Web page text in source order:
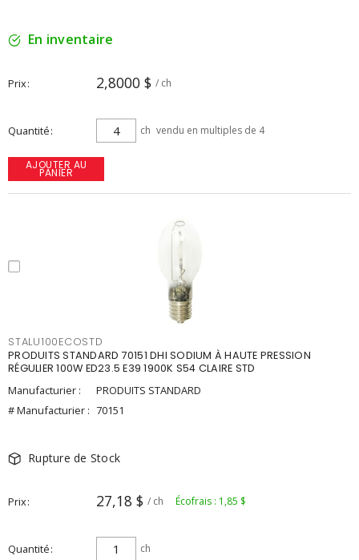
En inventaire
Prix 2,8000 $ / ch
Quantité ch vendu en multiples de 4
AJOUTER AU
PANIER
STALU100ECOSTD
PRODUITS STANDARD 70151 DHI SODIUM À HAUTE PRESSION
RÉGULIER 100W ED23.5 E39 1900K S54 CLAIRE STD
Manufacturier :
PRODUITS STANDARD
# Manufacturier : 70151
Rupture de Stock
Prix 27,18 $ / ch Écofrais : 1,85 $
Quantité ch